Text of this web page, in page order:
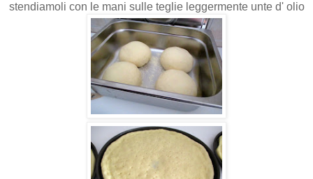
stendiamoli con le mani sulle teglie leggermente unte d' olio